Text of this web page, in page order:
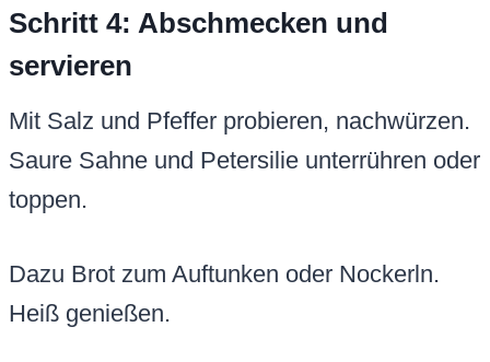
Schritt 4: Abschmecken und
servieren
Mit Salz und Pfeffer probieren, nachwürzen.
Saure Sahne und Petersilie unterrühren oder
toppen.
Dazu Brot zum Auftunken oder Nockerln.
Heiß genießen.